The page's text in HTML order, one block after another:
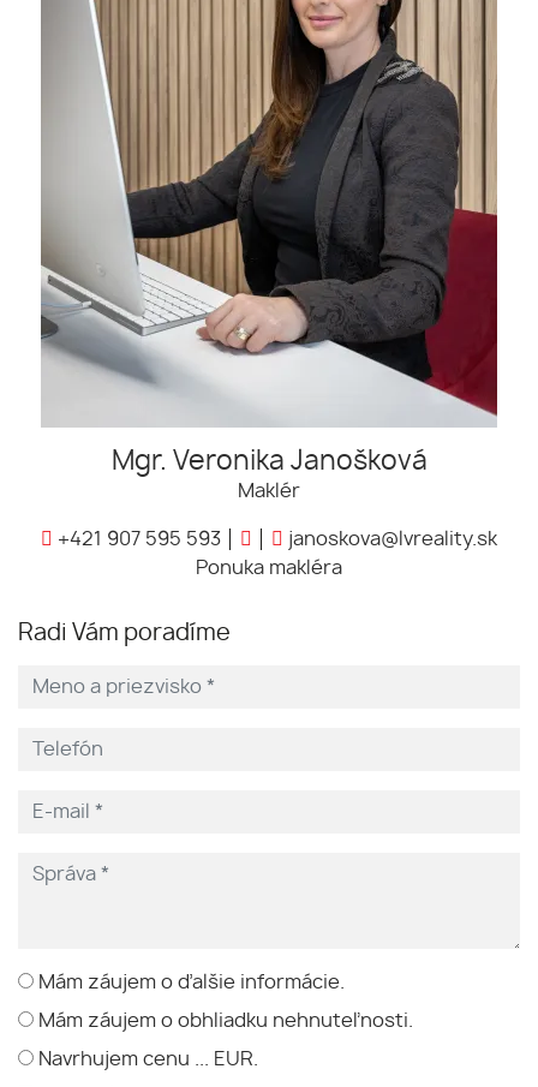
Mgr. Veronika Janošková
Maklér
+421 907 595 593
janoskova@lvreality.sk
Ponuka makléra
Radi Vám poradíme
Mám záujem o ďalšie informácie.
Mám záujem o obhliadku nehnuteľnosti.
Navrhujem cenu ... EUR.